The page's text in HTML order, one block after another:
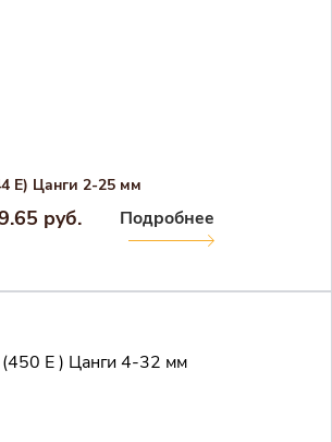
E) Цанги 2-25 мм
руб. Подробнее
Авторизация
в личный кабинет